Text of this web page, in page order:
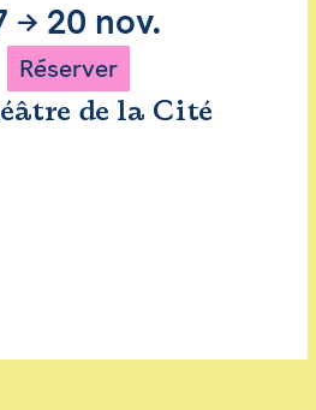
→ 20 nov.
Réserver
de la Cité